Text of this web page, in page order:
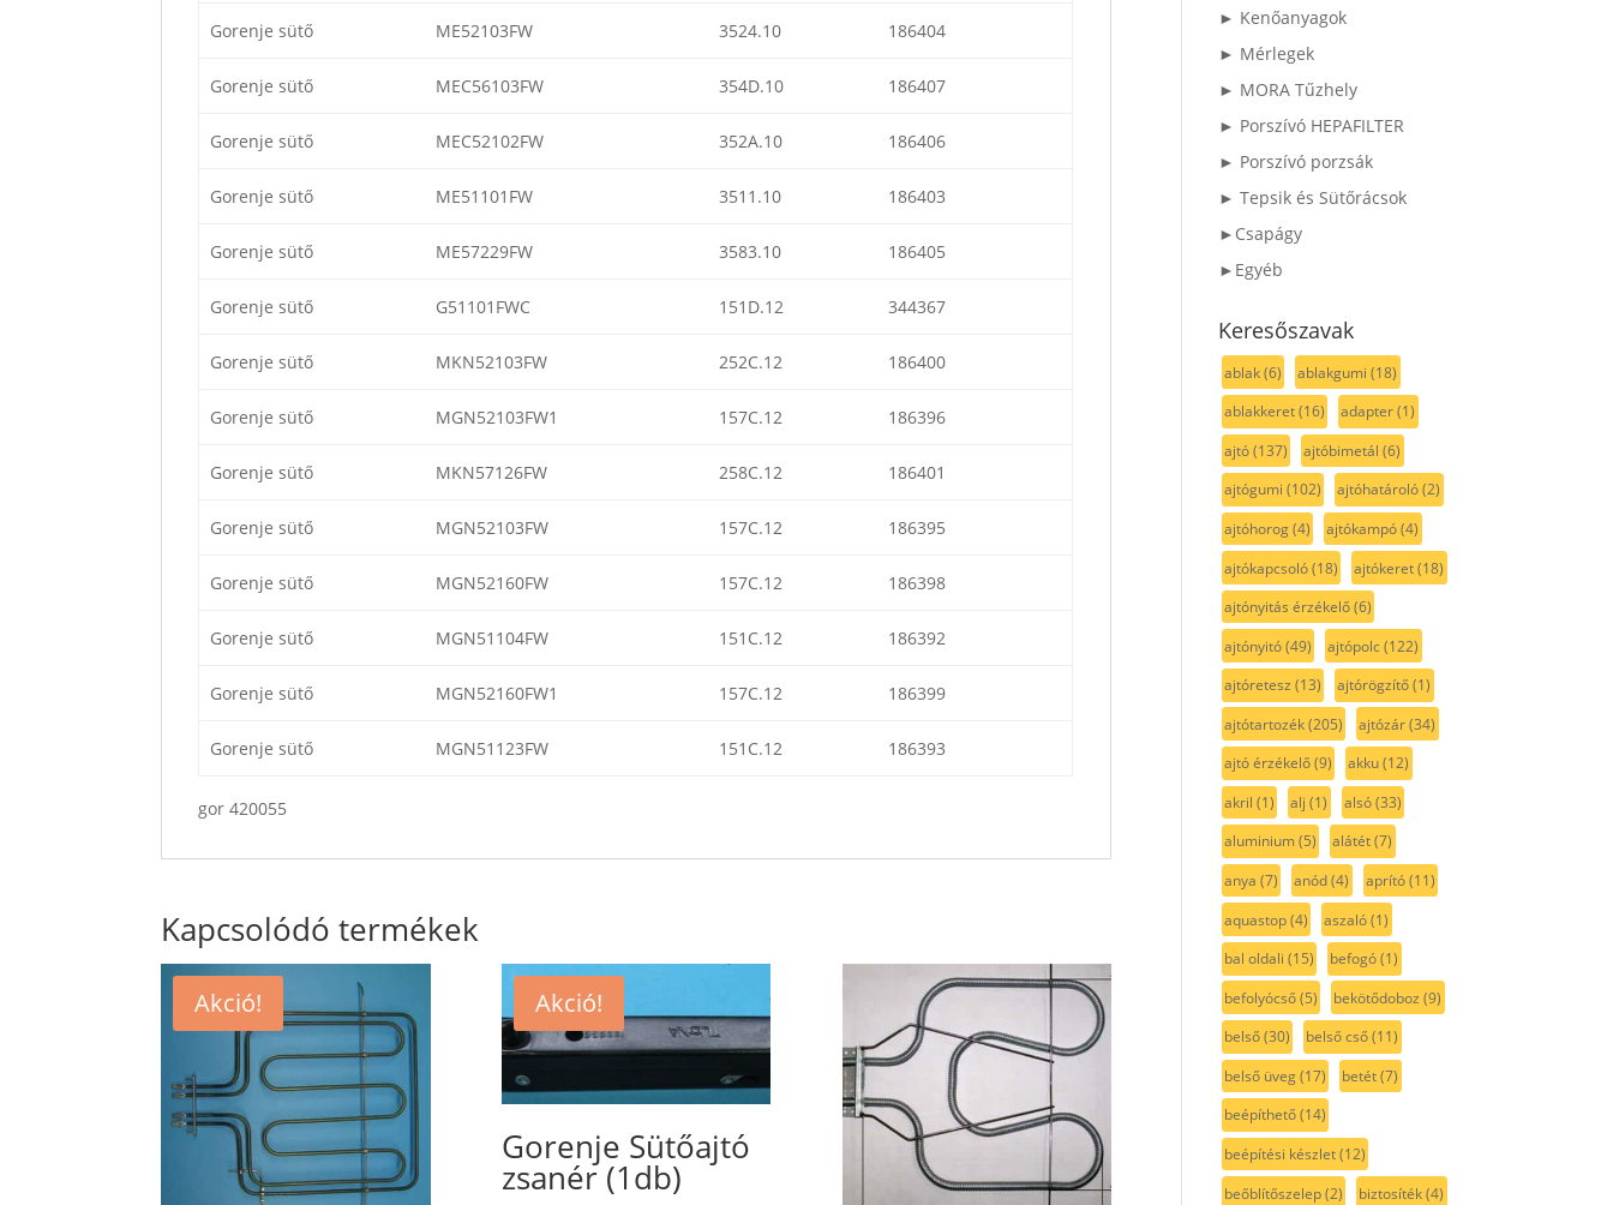
Gorenje sütő ME52103FW 3524.10 186404
Gorenje sütő MEC56103FW 354D.10 186407
Gorenje sütő MEC52102FW 352A.10 186406
Gorenje sütő ME51101FW 3511.10 186403
Gorenje sütő ME57229FW 3583.10 186405
Gorenje sütő G51101FWC 151D.12 344367
Gorenje sütő MKN52103FW 252C.12 186400
Gorenje sütő MGN52103FW1 157C.12 186396
Gorenje sütő MKN57126FW 258C.12 186401
Gorenje sütő MGN52103FW 157C.12 186395
Gorenje sütő MGN52160FW 157C.12 186398
Gorenje sütő MGN51104FW 151C.12 186392
Gorenje sütő MGN52160FW1 157C.12 186399
Gorenje sütő MGN51123FW 151C.12 186393
gor 420055
Kapcsolódó termékek
Akció! Akció!
Gorenje Sütőajtó
zsanér (1db)
► Kenőanyagok
► Mérlegek
► MORA Tűzhely
► Porszívó HEPAFILTER
► Porszívó porzsák
► Tepsik és Sütőrácsok
►Csapágy
►Egyéb
Keresőszavak
ablak(6) ablakgumi (18)
ablakkeret(16) adapter(1)
ajtó(137) ajtóbimetál (6)
ajtógumi (102) ajtóhatároló(2)
ajtóhorog(4) ajtókampó(4)
ajtókapcsoló(18) ajtókeret(18)
ajtónyitás érzékelő(6)
ajtónyitó(49) ajtópolc(122)
ajtóretesz (13) ajtórögzítő(1)
ajtótartozék(205) ajtózár(34)
ajtó érzékelő(9) akku(12)
akril (1) alj (1) alsó(33)
aluminium(5) alátét(7)
anya (7) anód(4) aprító(11)
aquastop(4) aszaló(1)
bal oldali (15) befogó(1)
befolyócső(5) bekötődoboz (9)
belső(30) belső cső(11)
belső üveg(17) betét(7)
beépíthető(14)
beépítési készlet(12)
beőblítőszelep(2) biztosíték(4)